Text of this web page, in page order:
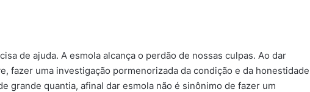
de ajuda. A esmola alcança o perdão de nossas culpas. Ao dar
fazer uma investigação pormenorizada da condição e da honestidade
grande quantia, afinal dar esmola não é sinônimo de fazer um